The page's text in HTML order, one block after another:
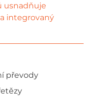
usnadňuje
integrovaný
převody